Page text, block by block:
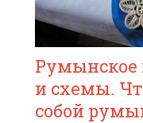
Румынское
и схемы.
собой